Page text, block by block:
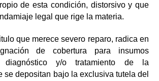
de esta condición, distorsivo y que
legal que rige la materia.
que merece severo reparo, radica en
de cobertura para insumos
diagnóstico y/o tratamiento de la
se depositan bajo la exclusiva tutela del